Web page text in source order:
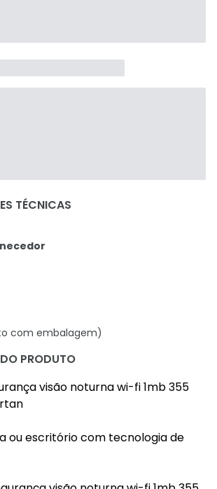
TÉCNICAS
com embalagem)
PRODUTO
visão noturna wi-fi 1mb 355
ou escritório com tecnologia de